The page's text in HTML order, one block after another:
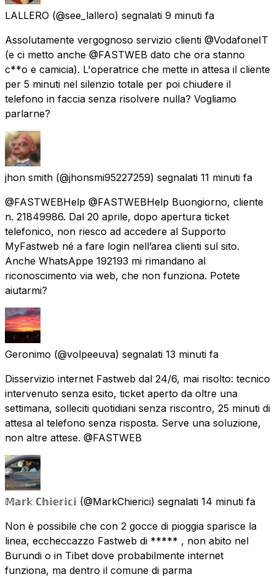
LALLERO (@see_lallero) segnalati 9 minuti fa
Assolutamente vergognoso servizio clienti @VodafoneIT
(e ci metto anche @FASTWEB dato che ora stanno
c**o e camicia). L'operatrice che mette in attesa il cliente
per 5 minuti nel silenzio totale per poi chiudere il
telefono in faccia senza risolvere nulla? Vogliamo
parlarne?
jhon smith (@jhonsmi95227259) segnalati 11 minuti fa
@FASTWEBHelp @FASTWEBHelp Buongiorno, cliente
n. 21849986. Dal 20 aprile, dopo apertura ticket
telefonico, non riesco ad accedere al Supporto
MyFastweb né a fare login nell’area clienti sul sito.
Anche WhatsAppe 192193 mi rimandano al
riconoscimento via web, che non funziona. Potete
aiutarmi?
Geronimo (@volpeeuva) segnalati 13 minuti fa
Disservizio internet Fastweb dal 24/6, mai risolto: tecnico
intervenuto senza esito, ticket aperto da oltre una
settimana, solleciti quotidiani senza riscontro, 25 minuti di
attesa al telefono senza risposta. Serve una soluzione,
non altre attese. @FASTWEB
𝕄𝕒𝕣𝕜 ℂ𝕙𝕚𝕖𝕣𝕚𝕔𝕚 (@MarkChierici) segnalati 14 minuti fa
Non è possibile che con 2 gocce di pioggia sparisce la
linea, eccheccazzo Fastweb di ***** , non abito nel
Burundi o in Tibet dove probabilmente internet
funziona, ma dentro il comune di parma